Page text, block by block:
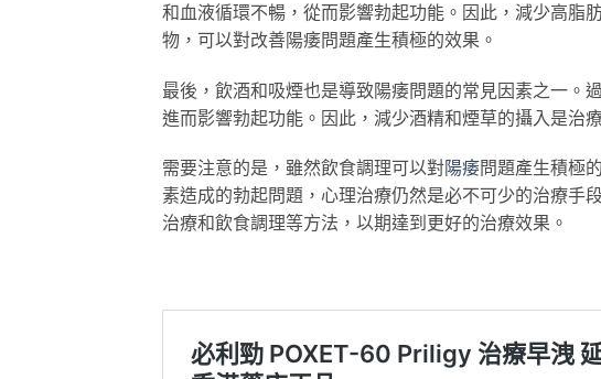
和血液循環不暢，從而影響勃起功能。因此，減少高脂
物，可以對改善陽痿問題產生積極的效果。
最後，飲酒和吸煙也是導致陽痿問題的常見因素之一。
進而影響勃起功能。因此，減少酒精和煙草的攝入是治
需要注意的是，雖然飲食調理可以對陽痿問題產生積極
素造成的勃起問題，心理治療仍然是必不可少的治療手
治療和飲食調理等方法，以期達到更好的治療效果。